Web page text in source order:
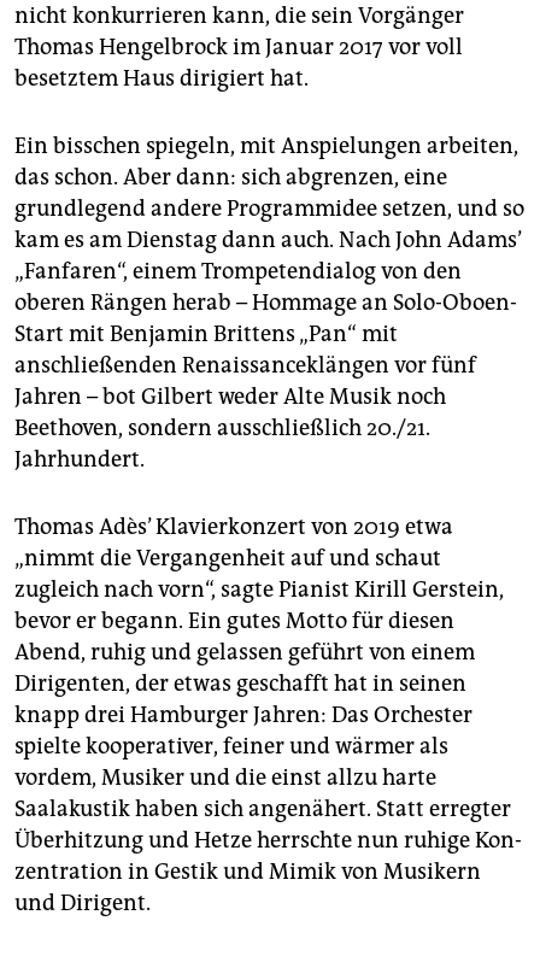
nicht konkurrieren kann, die sein Vorgänger
Thomas Hengelbrock im Januar 2017 vor voll
besetztem Haus dirigiert hat.
Ein bisschen spiegeln, mit Anspielungen arbeiten,
das schon. Aber dann: sich abgrenzen, eine
grundlegend andere Programmidee setzen, und so
kam es am Dienstag dann auch. Nach John Adams’
„Fanfaren“, einem Trompetendialog von den
oberen Rängen herab – Hommage an Solo-Oboen-
Start mit Benjamin Brittens „Pan“ mit
anschließenden Renaissanceklängen vor fünf
Jahren – bot Gilbert weder Alte Musik noch
Beethoven, sondern ausschließlich 20./21.
Jahrhundert.
Thomas Adès’ Klavierkonzert von 2019 etwa
„nimmt die Vergangenheit auf und schaut
zugleich nach vorn“, sagte Pianist Kirill Gerstein,
bevor er begann. Ein gutes Motto für diesen
Abend, ruhig und gelassen geführt von einem
Dirigenten, der etwas geschafft hat in seinen
knapp drei Hamburger Jahren: Das Orchester
spielte kooperativer, feiner und wärmer als
vordem, Musiker und die einst allzu harte
Saalakustik haben sich angenähert. Statt erregter
Überhitzung und Hetze herrschte nun ruhige Kon­
zen­tra­tion in Gestik und Mimik von Musikern
und Dirigent.